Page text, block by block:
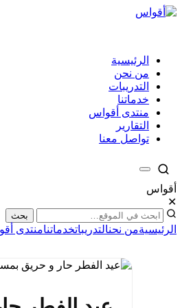
الرئيسية
من نحن
التدريبات
خدماتنا
منتدى أقواس
التقارير
تواصل معنا
أقواس
✕
بحث
الرئيسيةمن نحنالتدريباتخدماتنامنتدى